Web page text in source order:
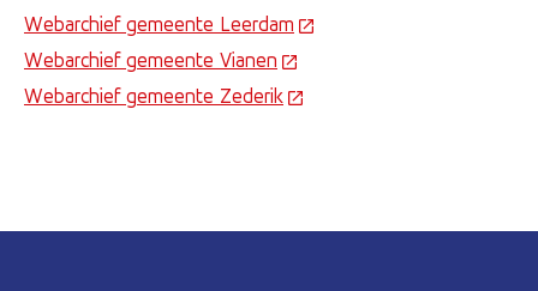
Webarchief gemeente Leerdam (Deze link gaat naar een
Webarchief gemeente Vianen (Deze link gaat naar een
Webarchief gemeente Zederik (Deze link gaat naar een